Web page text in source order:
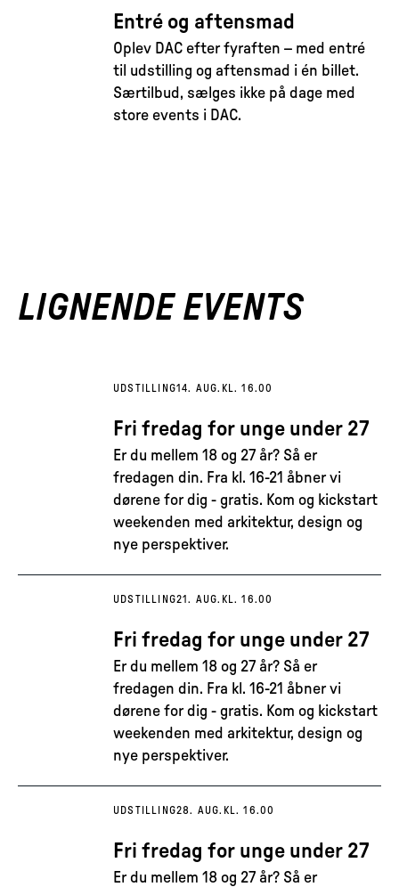
Entré og aftensmad
Oplev DAC efter fyraften – med entré
til udstilling og aftensmad i én billet.
Særtilbud, sælges ikke på dage med
store events i DAC.
LIGNENDE EVENTS
UDSTILLING14. AUG. KL. 16.00
Fri fredag for unge under 27
Er du mellem 18 og 27 år? Så er
fredagen din. Fra kl. 16-21 åbner vi
dørene for dig - gratis. Kom og kickstart
weekenden med arkitektur, design og
nye perspektiver.
UDSTILLING21. AUG. KL. 16.00
Fri fredag for unge under 27
Er du mellem 18 og 27 år? Så er
fredagen din. Fra kl. 16-21 åbner vi
dørene for dig - gratis. Kom og kickstart
weekenden med arkitektur, design og
nye perspektiver.
UDSTILLING28. AUG. KL. 16.00
Fri fredag for unge under 27
Er du mellem 18 og 27 år? Så er